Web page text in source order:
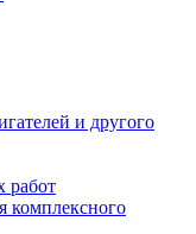
и другого
работ
комплексного